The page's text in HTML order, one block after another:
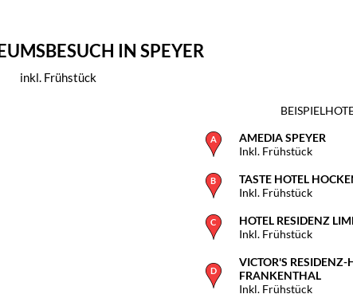
IN SPEYER
inkl. Frühstück
AMEDIA SPEYER
Inkl. Frühstück
TASTE HOTEL
Inkl. Frühstück
HOTEL RESIDENZ
Inkl. Frühstück
VICTOR'S RESIDENZ-
FRANKENTHAL
Inkl. Frühstück